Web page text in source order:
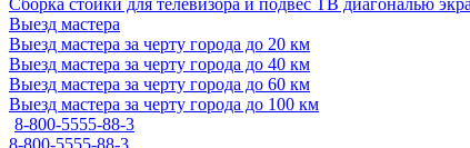
Сборка стойки для телевизора и подвес ТВ диагональю
Выезд мастера
Выезд мастера за черту города до 20 км
Выезд мастера за черту города до 40 км
Выезд мастера за черту города до 60 км
Выезд мастера за черту города до 100 км
8-800-5555-88-3
8-800-5555-88-3